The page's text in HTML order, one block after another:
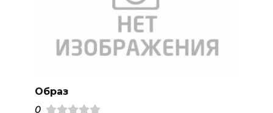
Образ
0